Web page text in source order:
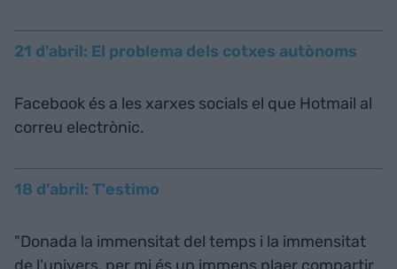
21 d'abril: El problema dels cotxes autònoms
Facebook és a les xarxes socials el que Hotmail al
correu electrònic.
18 d'abril: T'estimo
"Donada la immensitat del temps i la immensitat
de l’univers, per mi és un immens plaer compartir